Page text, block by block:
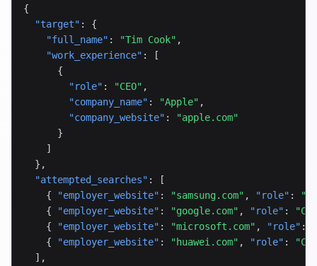
{
"target" : {
"full_name" : "Tim Cook" ,
"work_experience" : [
      {
"role" : "CEO" ,
"company_name" : "Apple" ,
"company_website" :
"apple.com"
      }
    ]
  },
"attempted_searches" : [
    {
"employer_website" : "samsung.com" , "role" :
    {
"employer_website" : "google.com" , "role" :
    {
"employer_website" : "microsoft.com" , "role" :
    {
"employer_website" : "huawei.com" , "role" :
  ],